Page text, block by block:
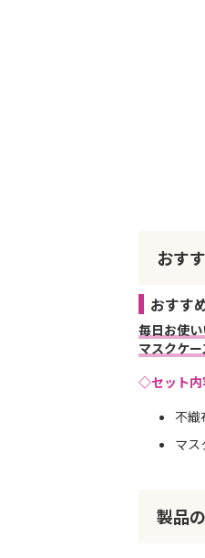
おす
おすす
毎日お使
マスクケ
◇セット
不織
マス
製品